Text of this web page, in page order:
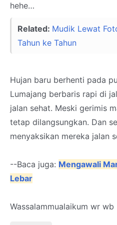
hehe…
Related: Mudik Lewat
Tahun ke Tahun
Hujan baru berhenti pada
Lumajang berbaris rapi di
jalan sehat. Meski gerimis
tetap dilangsungkan. Dan
menyaksikan mereka jalan
--Baca juga: Mengawali
Lebar
Wassalammualaikum wr wb